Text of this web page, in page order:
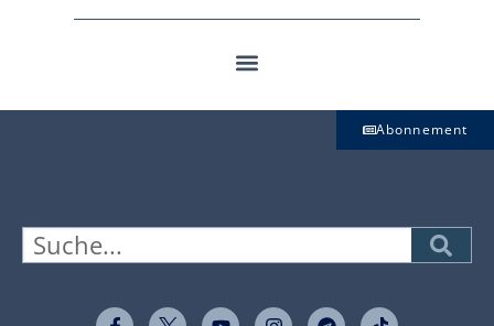
Abonnement